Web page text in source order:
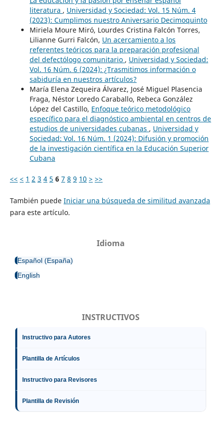
literatura , Universidad y Sociedad: Vol. 15 Núm. 4
(2023): Cumplimos nuestro Aniversario Decimoquinto
Miriela Moure Miró, Lourdes Cristina Falcón Torres,
Lilianne Gurri Falcón, Un acercamiento a los
referentes teóricos para la preparación profesional
del defectólogo comunitario , Universidad y Sociedad:
Vol. 16 Núm. 6 (2024): ¿Trasmitimos información o
sabiduría en nuestros artículos?
María Elena Zequeira Álvarez, José Miguel Plasencia
Fraga, Néstor Loredo Caraballo, Rebeca González
López del Castillo, Enfoque teórico metodológico
específico para el diagnóstico ambiental en centros de
estudios de universidades cubanas , Universidad y
Sociedad: Vol. 16 Núm. 1 (2024): Difusión y promoción
de la investigación científica en la Educación Superior
Cubana
<< < 1 2 3 4 5 6 7 8 9 10 > >>
También puede Iniciar una búsqueda de similitud avanzada
para este artículo.
Idioma
Español (España)
English
INSTRUCTIVOS
Instructivo para Autores
Plantilla de Artículos
Instructivo para Revisores
Plantilla de Revisión